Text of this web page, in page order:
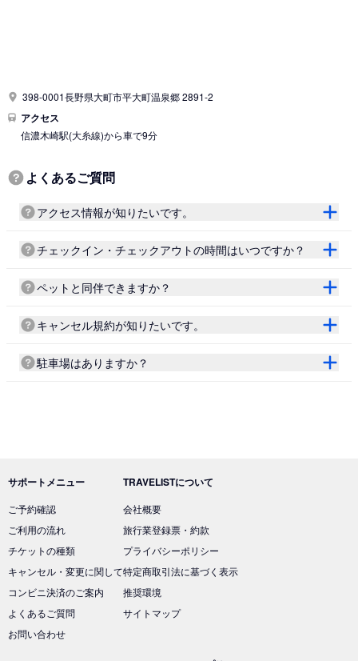
398-0001長野県大町市平大町温泉郷 2891-2
アクセス
信濃木崎駅(大糸線)から車で9分
よくあるご質問
アクセス情報が知りたいです。
チェックイン・チェックアウトの時間はいつですか？
ペットと同伴できますか？
キャンセル規約が知りたいです。
駐車場はありますか？
サポートメニュー
ご予約確認
ご利用の流れ
チケットの種類
キャンセル・変更に関して
コンビニ決済のご案内
よくあるご質問
お問い合わせ
TRAVELISTについて
会社概要
旅行業登録票・約款
プライバシーポリシー
特定商取引法に基づく表示
推奨環境
サイトマップ